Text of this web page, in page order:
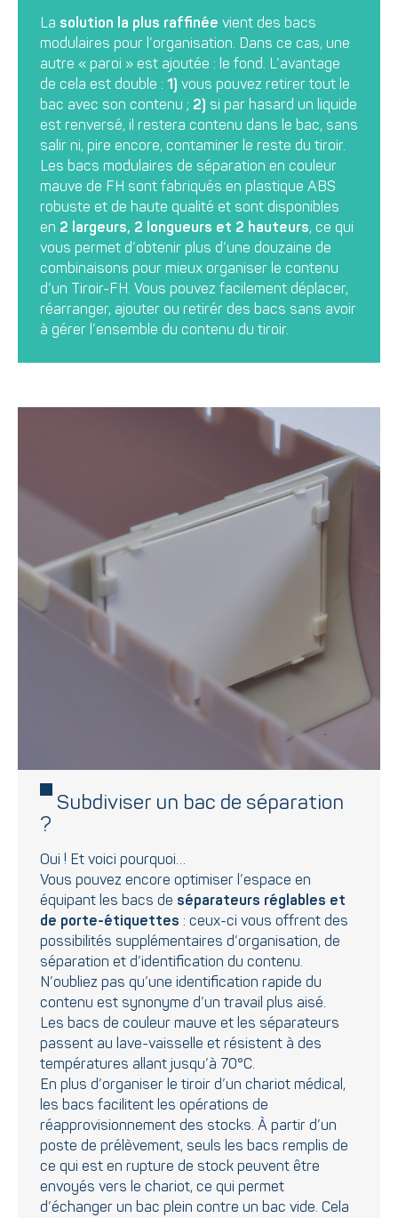
La solution la plus raffinée vient des bacs
modulaires pour l’organisation. Dans ce cas, une
autre « paroi » est ajoutée : le fond. L’avantage
de cela est double : 1) vous pouvez retirer tout le
bac avec son contenu ; 2) si par hasard un liquide
est renversé, il restera contenu dans le bac, sans
salir ni, pire encore, contaminer le reste du tiroir.
Les bacs modulaires de séparation en couleur
mauve de FH sont fabriqués en plastique ABS
robuste et de haute qualité et sont disponibles
en 2 largeurs, 2 longueurs et 2 hauteurs, ce qui
vous permet d’obtenir plus d’une douzaine de
combinaisons pour mieux organiser le contenu
d’un Tiroir-FH. Vous pouvez facilement déplacer,
réarranger, ajouter ou retirér des bacs sans avoir
à gérer l’ensemble du contenu du tiroir.
Subdiviser un bac de séparation
?
Oui ! Et voici pourquoi…
Vous pouvez encore optimiser l’espace en
équipant les bacs de séparateurs réglables et
de porte-étiquettes : ceux-ci vous offrent des
possibilités supplémentaires d’organisation, de
séparation et d’identification du contenu.
N’oubliez pas qu’une identification rapide du
contenu est synonyme d’un travail plus aisé.
Les bacs de couleur mauve et les séparateurs
passent au lave-vaisselle et résistent à des
températures allant jusqu’à 70°C.
En plus d’organiser le tiroir d’un chariot médical,
les bacs facilitent les opérations de
réapprovisionnement des stocks. À partir d’un
poste de prélèvement, seuls les bacs remplis de
ce qui est en rupture de stock peuvent être
envoyés vers le chariot, ce qui permet
d’échanger un bac plein contre un bac vide. Cela